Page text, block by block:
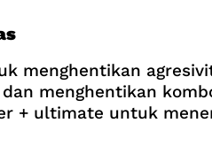
menghentikan
menghentikan
+ ultimate untuk